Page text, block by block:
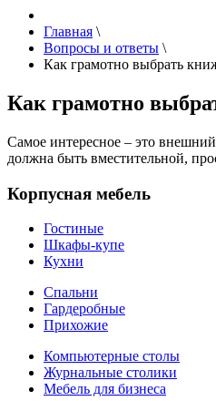
Главная \
Вопросы и ответы \
Как грамотно выбрать
Как грамотно
Самое интересное – это
должна быть вместительной,
Корпусная мебель
Гостиные
Шкафы-купе
Кухни
Спальни
Гардеробные
Прихожие
Компьютерные столы
Журнальные столики
Мебель для бизнеса